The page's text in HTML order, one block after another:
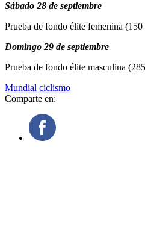
Sábado 28 de septiembre
Prueba de fondo élite femenina
Domingo 29 de septiembre
Prueba de fondo élite masculina
Mundial ciclismo
Comparte en: